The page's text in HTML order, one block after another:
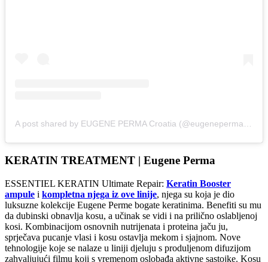
A post shared by EUGENE PERMA Croatia (@eugenepermacroatia)
KERATIN TREATMENT | Eugene Perma
ESSENTIEL KERATIN Ultimate Repair: Keratin Booster
ampule i kompletna njega iz ove linije, njega su koja je dio
luksuzne kolekcije Eugene Perme bogate keratinima. Benefiti su mu
da dubinski obnavlja kosu, a učinak se vidi i na prilično oslabljenoj
kosi. Kombinacijom osnovnih nutrijenata i proteina jaču ju,
sprječava pucanje vlasi i kosu ostavlja mekom i sjajnom. Nove
tehnologije koje se nalaze u liniji djeluju s produljenom difuzijom
zahvaljujući filmu koji s vremenom oslobađa aktivne sastojke. Kosu